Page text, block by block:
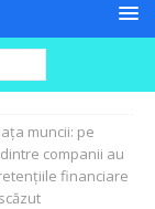
muncii: pe
companii au
financiare